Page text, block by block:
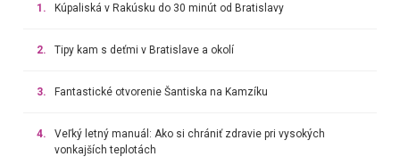
1. Kúpaliská v Rakúsku do 30 minút od Bratislavy
2. Tipy kam s deťmi v Bratislave a okolí
3. Fantastické otvorenie Šantiska na Kamzíku
4.
Veľký letný manuál: Ako si chrániť zdravie pri vysokých
vonkajších teplotách